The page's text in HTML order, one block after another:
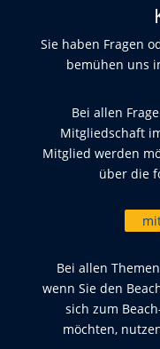
Sie haben Fragen
bemühen uns
Bei allen
Mitgliedschaft
Mitglied werden
über die
Bei allen
wenn Sie den
sich zum
möchten,